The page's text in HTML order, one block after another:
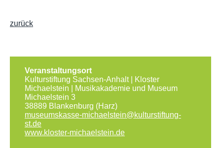
zurück
Veranstaltungsort
Kulturstiftung Sachsen-Anhalt | Kloster
Michaelstein | Musikakademie und Museum
Michaelstein 3
38889 Blankenburg (Harz)
museumskasse-michaelstein@kulturstiftung-
st.de
www.kloster-michaelstein.de